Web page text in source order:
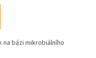
bázi mikrobiálního